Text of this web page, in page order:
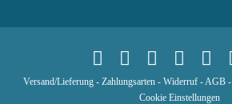
Versand/Lieferung- Zahlungsarten- Widerruf-AGB-
Cookie Einstellungen